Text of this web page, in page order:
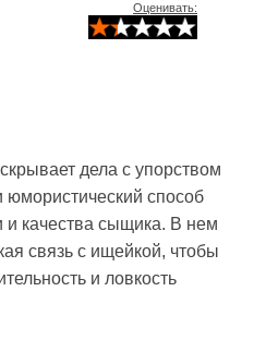
Оценивать:
дела с упорством
способ
и качества сыщика. В нем
связь с ищейкой, чтобы
и ловкость